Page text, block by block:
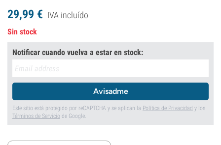
29,99 € IVA incluído
Sin stock
Notificar cuando vuelva a estar en stock:
Avisadme
Este sitio está protegido por reCAPTCHA y se aplican la Política de Privacidad y los
Términos de Servicio de Google.